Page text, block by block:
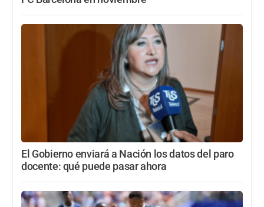
El Gobierno enviará a Nación los datos del paro
docente: qué puede pasar ahora